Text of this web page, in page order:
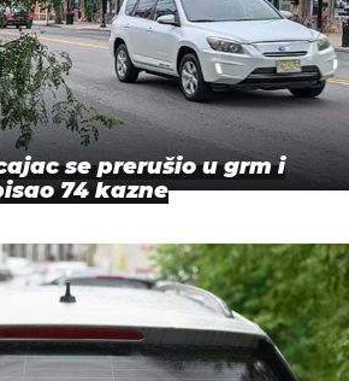
se prerušio u grm i
74 kazne